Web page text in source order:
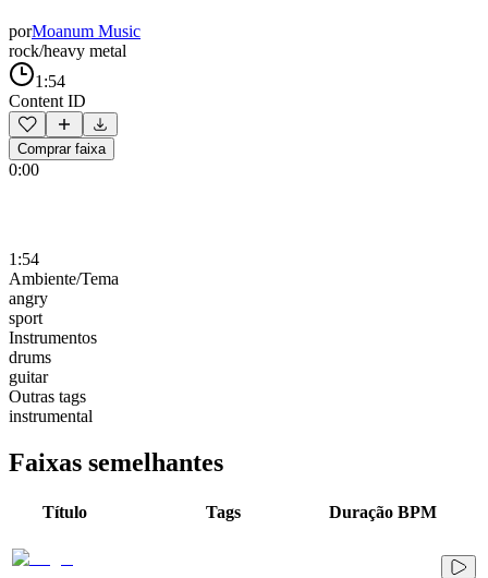
porMoanum Music
rock/heavy metal
1:54
Content ID
Comprar faixa
0:00
1:54
Ambiente/Tema
angry
sport
Instrumentos
drums
guitar
Outras tags
instrumental
Faixas semelhantes
Título Tags Duração BPM